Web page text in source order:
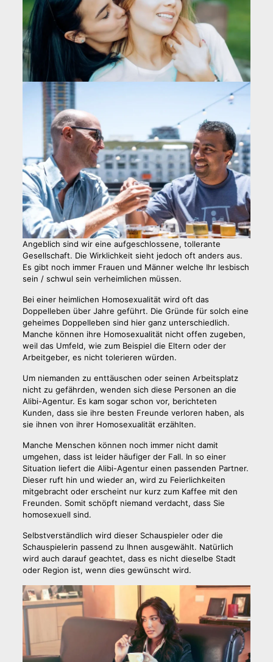
Angeblich sind wir eine aufgeschlossene, tollerante
Gesellschaft. Die Wirklichkeit sieht jedoch oft anders aus.
Es gibt noch immer Frauen und Männer welche Ihr lesbisch
sein / schwul sein verheimlichen müssen.
Bei einer heimlichen Homosexualität wird oft das
Doppelleben über Jahre geführt. Die Gründe für solch eine
geheimes Doppelleben sind hier ganz unterschiedlich.
Manche können ihre Homosexualität nicht offen zugeben,
weil das Umfeld, wie zum Beispiel die Eltern oder der
Arbeitgeber, es nicht tolerieren würden.
Um niemanden zu enttäuschen oder seinen Arbeitsplatz
nicht zu gefährden, wenden sich diese Personen an die
Alibi-Agentur. Es kam sogar schon vor, berichteten
Kunden, dass sie ihre besten Freunde verloren haben, als
sie ihnen von ihrer Homosexualität erzählten.
Manche Menschen können noch immer nicht damit
umgehen, dass ist leider häufiger der Fall. In so einer
Situation liefert die Alibi-Agentur einen passenden Partner.
Dieser ruft hin und wieder an, wird zu Feierlichkeiten
mitgebracht oder erscheint nur kurz zum Kaffee mit den
Freunden. Somit schöpft niemand verdacht, dass Sie
homosexuell sind.
Selbstverständlich wird dieser Schauspieler oder die
Schauspielerin passend zu Ihnen ausgewählt. Natürlich
wird auch darauf geachtet, dass es nicht dieselbe Stadt
oder Region ist, wenn dies gewünscht wird.